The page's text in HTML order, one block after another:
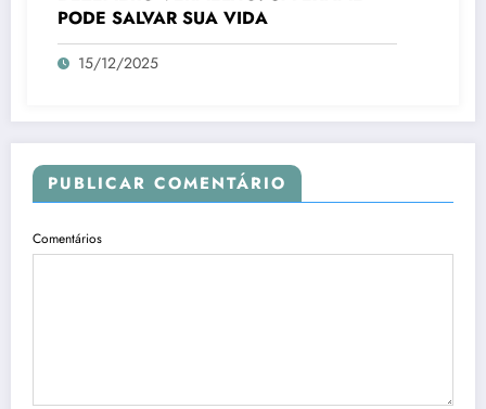
PODE SALVAR SUA VIDA
15/12/2025
PUBLICAR COMENTÁRIO
Comentários